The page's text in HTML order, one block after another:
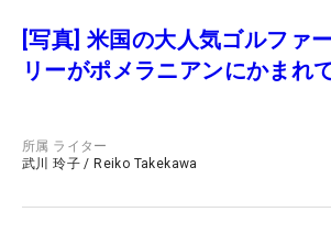
[写真] 米国の大人気ゴルファ
リーがポメラニアンにかまれ
所属 ライター
武川 玲子 / Reiko Takekawa